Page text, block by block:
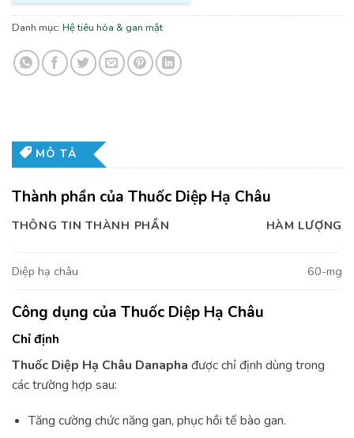
Danh mục: Hệ tiêu hóa & gan mật
MÔ TẢ
Thành phần của Thuốc Diệp Hạ Châu
THÔNG TIN THÀNH PHẦN HÀM LƯỢNG
Diệp hạ châu 60-mg
Công dụng của Thuốc Diệp Hạ Châu
Chỉ định
Thuốc Diệp Hạ Châu Danapha được chỉ định dùng trong
các trường hợp sau:
Tăng cường chức năng gan, phục hồi tế bào gan.